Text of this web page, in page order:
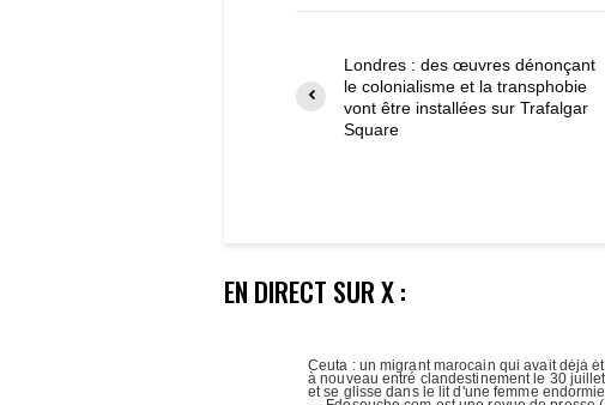
Londres : des œuvres dénonçant
le colonialisme et la transphobie
vont être installées sur Trafalgar
Square
EN DIRECT SUR X :